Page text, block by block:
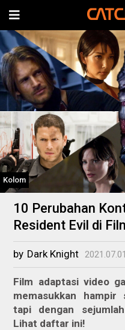
Kolom
10 Perubahan
Resident Evil di
by Dark Knight 2021.07.01
Film adaptasi video
memasukkan hampir
tapi dengan
Lihat daftar ini!